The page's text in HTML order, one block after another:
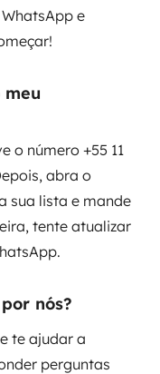
e
o número +55 11
abra o
sua lista e mande
tente atualizar
nós?
te ajudar a
perguntas